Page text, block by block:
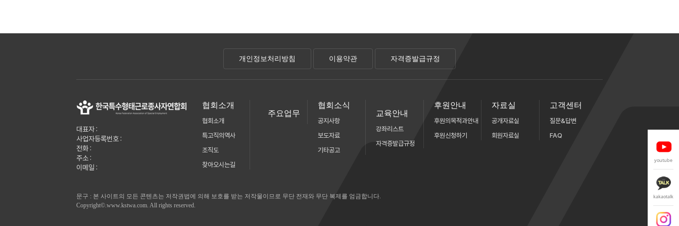
개인정보처리방침 이용약관 자격증발급규정
대표자 :
사업자등록번호 :
전화 :
주소 :
이메일 :
협회소개
협회소개
특고직의역사
조직도
찾아오시는길
주요업무
협회소식
공지사항
보도자료
기타공고
교육안내
강좌리스트
자격증발급규정
후원안내
후원의목적과안내
후원신청하기
자료실
공개자료실
회원자료실
고객센터
질문&답변
FAQ
문구 : 본 사이트의 모든 콘텐츠는 저작권법에 의해 보호를 받는 저작물이므로 무단 전재와 무단 복제를 엄금합니다.
Copyright©.www.kstwa.com. All rights reserved.
youtube
kakaotalk